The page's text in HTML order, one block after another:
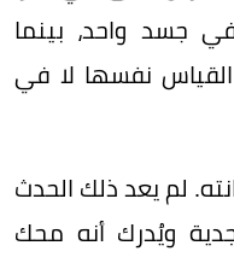
جسد واحد، بينما
نفسها لا في
لم يعد ذلك الحدث
ويُدرك أنه محك